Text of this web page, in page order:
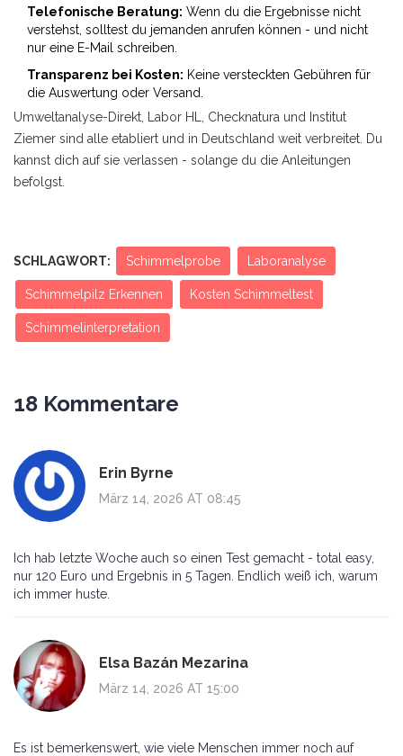
Telefonische Beratung: Wenn du die Ergebnisse nicht
verstehst, solltest du jemanden anrufen können - und nicht
nur eine E-Mail schreiben.
Transparenz bei Kosten: Keine versteckten Gebühren für
die Auswertung oder Versand.
Umweltanalyse-Direkt, Labor HL, Checknatura und Institut
Ziemer sind alle etabliert und in Deutschland weit verbreitet. Du
kannst dich auf sie verlassen - solange du die Anleitungen
befolgst.
SCHLAGWORT: Schimmelprobe Laboranalyse
Schimmelpilz Erkennen Kosten Schimmeltest
Schimmelinterpretation
18 Kommentare
Erin Byrne
März 14, 2026 AT 08:45
Ich hab letzte Woche auch so einen Test gemacht - total easy,
nur 120 Euro und Ergebnis in 5 Tagen. Endlich weiß ich, warum
ich immer huste.
Elsa Bazán Mezarina
März 14, 2026 AT 15:00
Es ist bemerkenswert, wie viele Menschen immer noch auf